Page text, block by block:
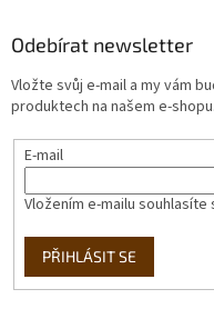
Odebírat newsletter
Vložte svůj e-mail a my vám
produktech na našem e-shopu.
E-mail
Vložením e-mailu souhlasíte
PŘIHLÁSIT SE